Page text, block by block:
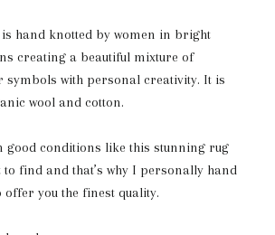
hand knotted by women in bright
creating a beautiful mixture of
with personal creativity. It is
wool and cotton.
good conditions like this stunning rug
find and that’s why I personally hand
offer you the finest quality.